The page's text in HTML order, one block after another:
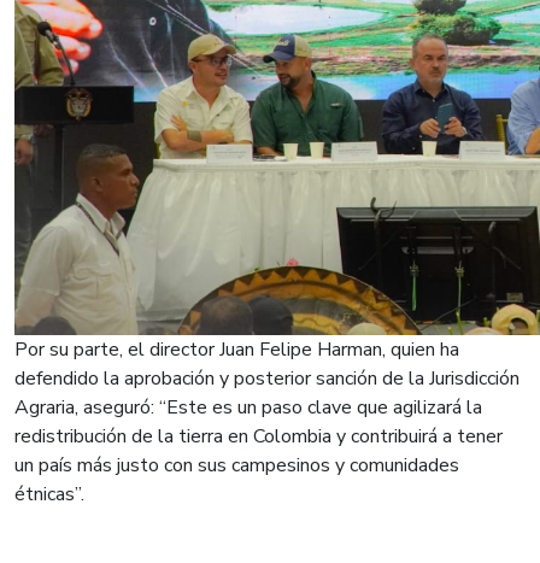
Por su parte, el director Juan Felipe Harman, quien ha
defendido la aprobación y posterior sanción de la Jurisdicción
Agraria, aseguró: “Este es un paso clave que agilizará la
redistribución de la tierra en Colombia y contribuirá a tener
un país más justo con sus campesinos y comunidades
étnicas”.